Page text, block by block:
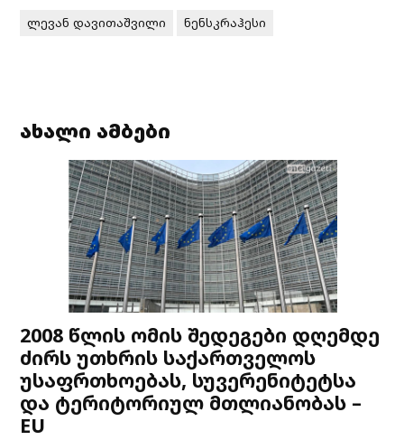
ლევან დავითაშვილი ნენსკრაჰესი
ახალი ამბები
2008 წლის ომის შედეგები დღემდე
ძირს უთხრის საქართველოს
უსაფრთხოებას, სუვერენიტეტსა
და ტერიტორიულ მთლიანობას –
EU